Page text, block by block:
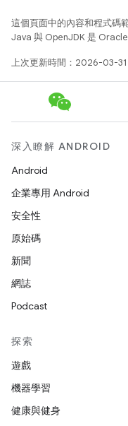
這個頁面中的內容和程式碼
Java 與 OpenJDK 是
上次更新時間：2026-03-31
深入瞭解 ANDROID
Android
企業專用 Android
安全性
原始碼
新聞
網誌
Podcast
探索
遊戲
機器學習
健康與健身